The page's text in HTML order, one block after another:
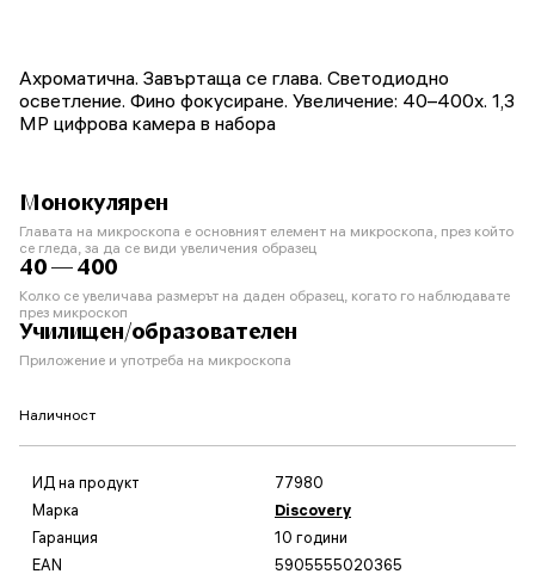
Ахроматична. Завъртаща се глава. Светодиодно
осветление. Фино фокусиране. Увеличение: 40–400x. 1,3
МР цифрова камера в набора
Монокулярен
Главата на микроскопа е основният елемент на микроскопа, през който
се гледа, за да се види увеличения образец
40 — 400
Колко се увеличава размерът на даден образец, когато го наблюдавате
през микроскоп
Училищен/образователен
Приложение и употреба на микроскопа
Наличност
ИД на продукт
77980
Марка
Discovery
Гаранция
10 години
EAN
5905555020365